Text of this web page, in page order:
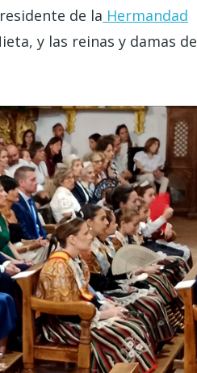
de la Hermandad
y las reinas y damas de